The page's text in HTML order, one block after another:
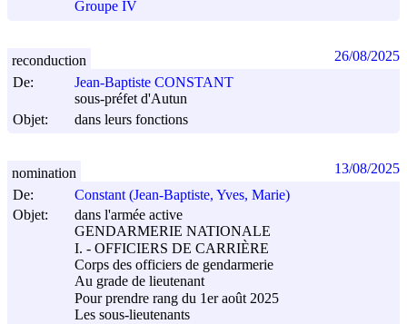
Groupe IV
De:
Jean-Baptiste CONSTANT
sous-préfet d'Autun
Objet:
dans leurs fonctions
reconduction 26/08/2025
De:
Constant (Jean-Baptiste, Yves, Marie)
Objet:
dans l'armée active
GENDARMERIE NATIONALE
I. - OFFICIERS DE CARRIÈRE
Corps des officiers de gendarmerie
Au grade de lieutenant
Pour prendre rang du 1er août 2025
Les sous-lieutenants
nomination 13/08/2025